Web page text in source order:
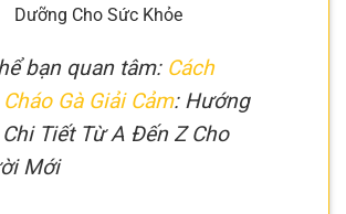
Dưỡng Cho Sức Khỏe
bạn quan tâm: Cách
Gà Giải Cảm: Hướng
Tiết Từ A Đến Z Cho
Mới